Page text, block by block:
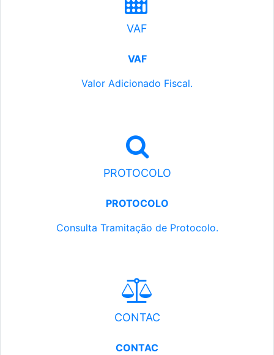
VAF
VAF
Valor Adicionado Fiscal.
PROTOCOLO
PROTOCOLO
Consulta Tramitação de Protocolo.
CONTAC
CONTAC